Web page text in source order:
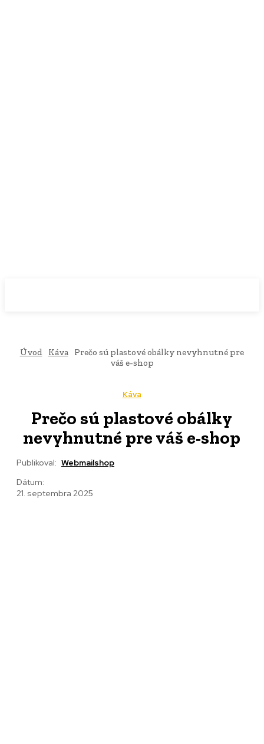
Úvod Káva
Prečo sú plastové obálky nevyhnutné pre
váš e-shop
Káva
Prečo sú plastové obálky
nevyhnutné pre váš e-shop
Publikoval: Webmailshop
Dátum:
21. septembra 2025